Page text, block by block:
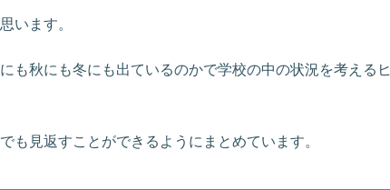
います。
も秋にも冬にも出ているのかで学校の中の状況を考えるヒ
も見返すことができるようにまとめています。